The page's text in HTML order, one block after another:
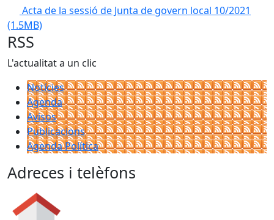
Acta de la sessió de Junta de govern local 10/2021
(1.5MB)
RSS
L'actualitat a un clic
Notícies
Agenda
Avisos
Publicacions
Agenda Política
Adreces i telèfons